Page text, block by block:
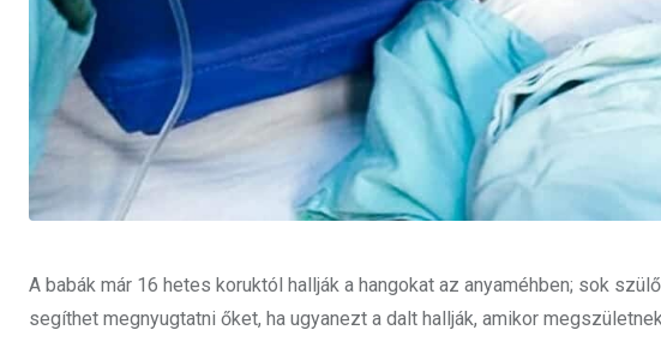
A babák már 16 hetes koruktól hallják a hangokat az anyaméhben; sok
segíthet megnyugtatni őket, ha ugyanezt a dalt hallják, amikor